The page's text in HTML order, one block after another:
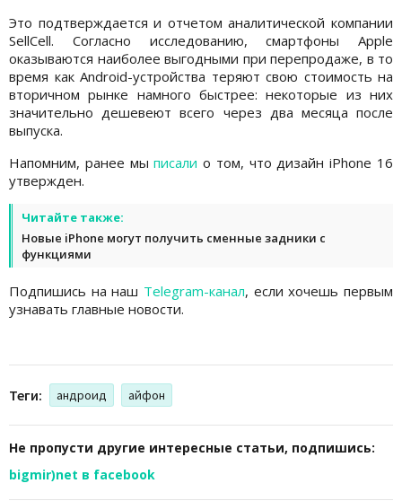
Это подтверждается и отчетом аналитической компании
SellCell. Согласно исследованию, смартфоны Apple
оказываются наиболее выгодными при перепродаже, в то
время как Android-устройства теряют свою стоимость на
вторичном рынке намного быстрее: некоторые из них
значительно дешевеют всего через два месяца после
выпуска.
Напомним, ранее мыписали о том, что дизайн iPhone 16
утвержден.
Читайте также:
Новые iPhone могут получить сменные задники с
функциями
Подпишись на наш Telegram-канал, если хочешь первым
узнавать главные новости.
Теги: андроид айфон
Не пропусти другие интересные статьи, подпишись:
bigmir)net в facebook